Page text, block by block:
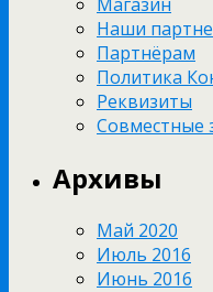
Наши
Партнёрам
Политика
Реквизиты
Совместные
Архивы
Май 2020
Июль 2016
Июнь 2016